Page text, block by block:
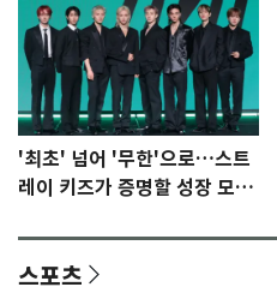
'최초' 넘어 '무한'으로…스트
레이 키즈가 증명할 성장 모멘
스포츠